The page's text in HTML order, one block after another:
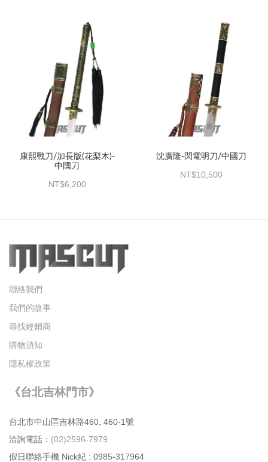
康熙戰刀/加長版(花梨木)-
中國刀
6,200
沈廣隆-閃電明刀/中國刀
10,500
聯絡我們
我們的故事
尋找經銷商
購物須知
隱私權政策
《台北吉林門市》
台北市中⼭區吉林路460, 460-1號
洽詢電話： (02)2596-7979
假日聯絡手機 Nick紀 : 0985-317964